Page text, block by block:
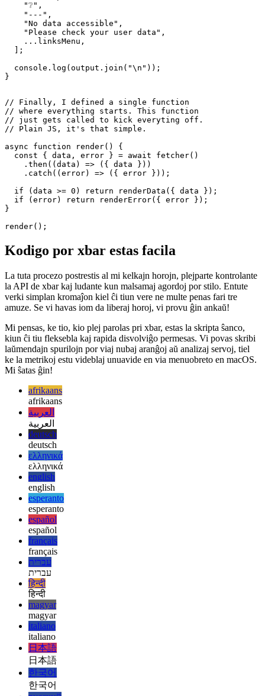
function renderError(props) {
  const { error } = props;
  const output = [
    "❔",
    "No data accessible",
    "Please check your user data",
  console.log(output.join("\n"));
}
// Finally, I defined a single function
// where everything starts. This function
// just gets called to kick everyting off.
// Plain JS, it's that simple.
async function render() {
  const { data, error } = await fetcher()
    .then((data) => ({ data }))
}
Kodigo por xbar estas facila
la API de xbar kaj ludante kun malsamaj agordoj por stilo. Entute
verki simplan kromaĵon kiel ĉi tiun vere ne multe penas fari tre
amuze. Se vi havas iom da liberaj horoj, vi provu ĝin ankaŭ!
Mi pensas, ke tio, kio plej parolas pri xbar, estas la skripta ŝanco,
laŭmendajn spurilojn por viaj nubaj aranĝoj aŭ analizaj servoj, tiel
ke la metrikoj estu videblaj unuavide en via menuobreto en macOS.
Mi ŝatas ĝin!
afrikaans
afrikaans
العربية
العربية
deutsch
deutsch
ελληνικά
ελληνικά
english
english
esperanto
esperanto
español
español
français
français
עברית
עברית
हिन्दी
हिन्दी
magyar
magyar
italiano
italiano
日本語